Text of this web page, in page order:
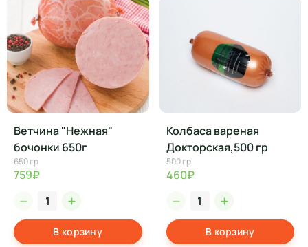
Ветчина "Нежная"
бочонки 650г
650 гр
759₽
В корзину
Колбаса вареная
Докторская,500 гр
500 гр
460₽
В корзину